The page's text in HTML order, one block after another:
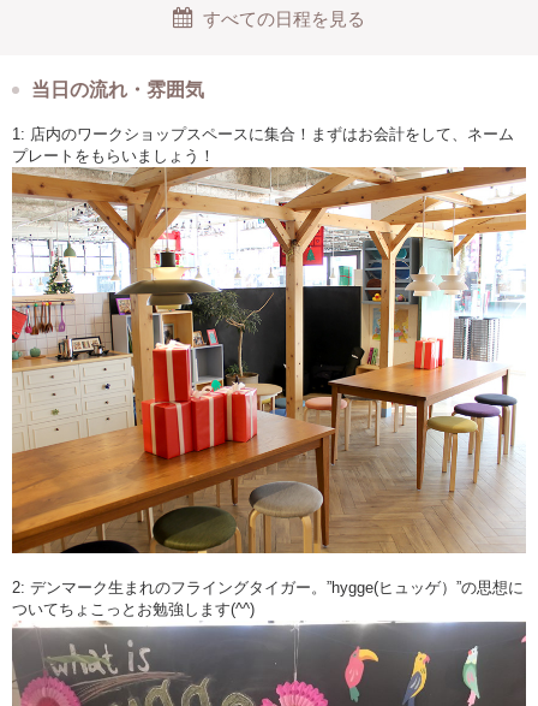
すべての日程を見る
当日の流れ・雰囲気
1: 店内のワークショップスペースに集合！まずはお会計をして、ネーム
プレートをもらいましょう！
2: デンマーク生まれのフライングタイガー。”hygge(ヒュッゲ）”の思想に
ついてちょこっとお勉強します(^^)